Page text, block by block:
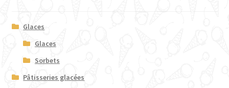
Glaces
Glaces
Sorbets
Pâtisseries glacées